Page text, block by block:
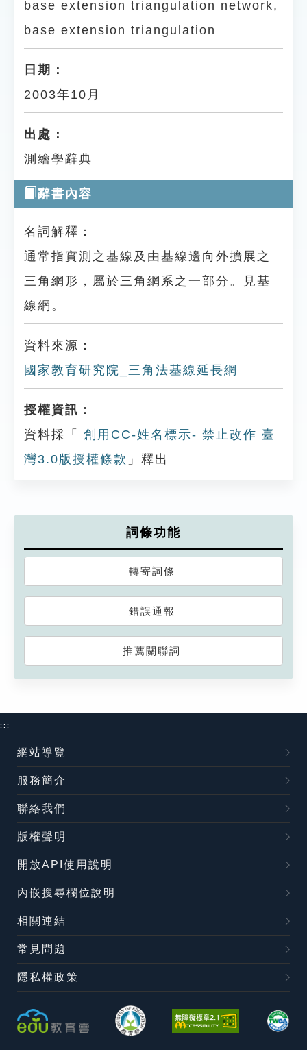
貓頭鷹博士
base extension triangulation network,
base extension triangulation
日期：
2003年10月
出處：
測繪學辭典
辭書內容
名詞解釋：
通常指實測之基線及由基線邊向外擴展之
三角網形，屬於三角網系之一部分。見基
線網。
資料來源：
國家教育研究院_三角法基線延長網
授權資訊：
資料採「
創用CC-姓名標示- 禁止改作 臺
灣3.0版授權條款 」釋出
詞條功能
轉寄詞條
錯誤通報
推薦關聯詞
:::
網站導覽
服務簡介
聯絡我們
版權聲明
開放API使用說明
內嵌搜尋欄位說明
相關連結
常見問題
隱私權政策